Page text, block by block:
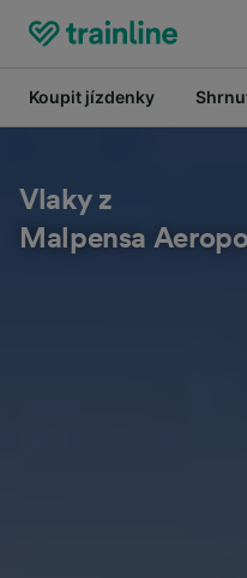
Koupit jízdenky
Vlaky z
Malpensa